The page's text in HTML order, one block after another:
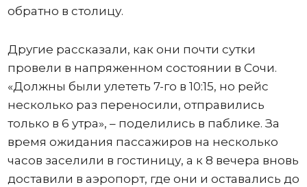
обратно в столицу.
Другие рассказали, как они почти сутки
провели в напряженном состоянии в Сочи.
«Должны были улететь 7-го в 10:15, но рейс
несколько раз переносили, отправились
только в 6 утра», – поделились в паблике. За
время ожидания пассажиров на несколько
часов заселили в гостиницу, а к 8 вечера вновь
доставили в аэропорт, где они и оставались до